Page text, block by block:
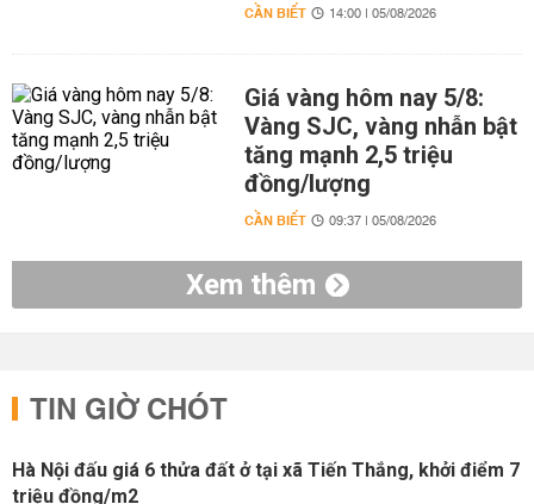
CẦN BIẾT 14:00 | 05/08/2026
Giá vàng hôm nay 5/8:
Vàng SJC, vàng nhẫn bật
tăng mạnh 2,5 triệu
đồng/lượng
CẦN BIẾT 09:37 | 05/08/2026
Xem thêm
TIN GIỜ CHÓT
Hà Nội đấu giá 6 thửa đất ở tại xã Tiến Thắng, khởi điểm 7
triệu đồng/m2